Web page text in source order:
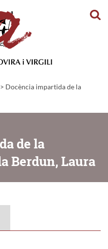
> Docència impartida de la
de la
Berdun, Laura